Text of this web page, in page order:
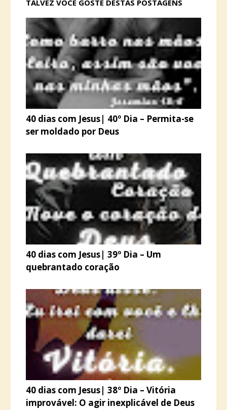
TALVEZ VOCÊ GOSTE DESTAS POSTAGENS
40 dias com Jesus| 40º Dia – Permita-se
ser moldado por Deus
40 dias com Jesus| 39º Dia – Um
quebrantado coração
40 dias com Jesus| 38º Dia – Vitória
improvável: O agir inexplicável de Deus